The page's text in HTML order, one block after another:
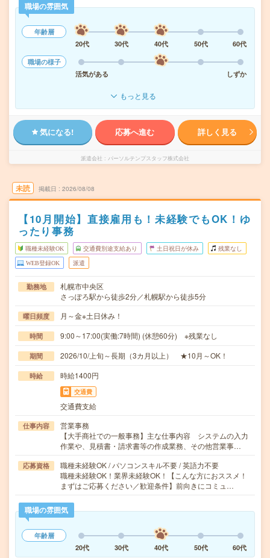
職場の雰囲気
年齢層
20代
30代 40代 50代
60代
職場の様子
活気がある
しずか
もっと見る
気になる! 応募へ進む 詳しく見る
派遣会社 パーソルテンプスタッフ株式会社
未読 掲載日 2026/08/08
【10月開始】直接雇用も！未経験でもOK！ゆ
ったり事務
職種未経験OK 交通費別途支給あり 土日祝日が休み 残業なし
WEB登録OK 派遣
勤務地
札幌市中央区
さっぽろ駅から徒歩2分／札幌駅から徒歩5分
曜日頻度 月～金※土日休み！
時間 9:00～17:00(実働:7時間) (休憩60分) ※残業なし
期間 2026/10/上旬～長期（3カ月以上） ★10月～OK！
時給 時給1400円
交通費
交通費支給
仕事内容
営業事務
【大手商社での一般事務】主な仕事内容 システムの入力
作業や、見積書・請求書等の作成業務、その他営業事…
応募資格
職種未経験OK / パソコンスキル不要 / 英語力不要
職種未経験OK！業界未経験OK！【こんな方におススメ！
まずはご応募ください／歓迎条件】前向きにコミュ…
職場の雰囲気
年齢層
20代
30代 40代 50代 60代